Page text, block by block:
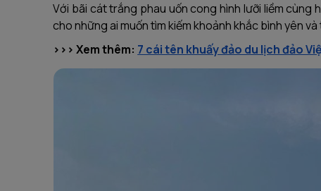
Với bãi cát trắng phau uốn cong hình lưỡi liềm
cho những ai muốn tìm kiếm khoảnh khắc bình yên
>>> Xem thêm: 7 cái tên khuấy đảo du lịch đảo